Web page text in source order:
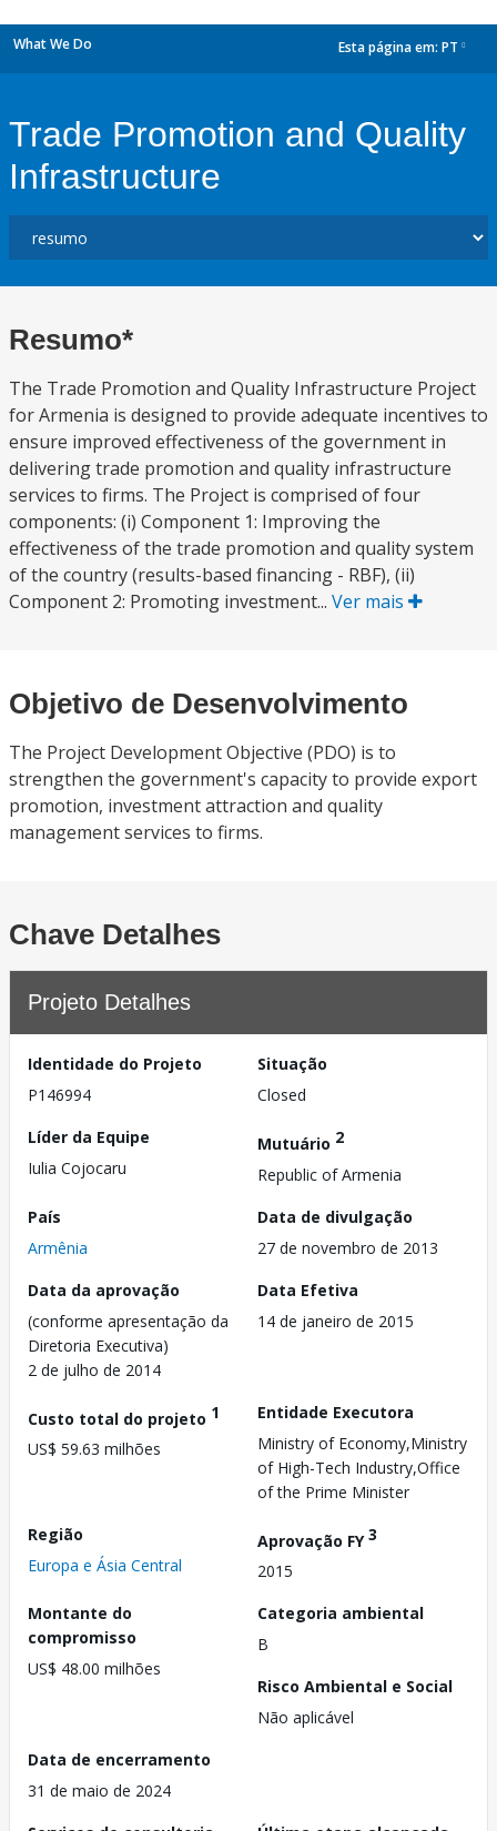
What We Do Esta página em: PT
Trade Promotion and Quality
Infrastructure
Resumo*
The Trade Promotion and Quality Infrastructure Project
for Armenia is designed to provide adequate incentives to
ensure improved effectiveness of the government in
delivering trade promotion and quality infrastructure
services to firms. The Project is comprised of four
components: (i) Component 1: Improving the
effectiveness of the trade promotion and quality system
of the country (results-based financing - RBF), (ii)
Component 2: Promoting investment... Ver mais
Objetivo de Desenvolvimento
The Project Development Objective (PDO) is to
strengthen the government's capacity to provide export
promotion, investment attraction and quality
management services to firms.
Chave Detalhes
Projeto Detalhes
Identidade do Projeto
P146994
Situação
Closed
Líder da Equipe
Iulia Cojocaru
Mutuário 2
Republic of Armenia
País
Armênia
Data de divulgação
27 de novembro de 2013
Data da aprovação
(conforme apresentação da
Diretoria Executiva)
2 de julho de 2014
Data Efetiva
14 de janeiro de 2015
Custo total do projeto 1
US$ 59.63 milhões
Entidade Executora
Ministry of Economy,Ministry
of High-Tech Industry,Office
of the Prime Minister
Região
Europa e Ásia Central
Aprovação FY3
2015
Montante do
compromisso
US$ 48.00 milhões
Categoria ambiental
B
Risco Ambiental e Social
Não aplicável
Data de encerramento
31 de maio de 2024